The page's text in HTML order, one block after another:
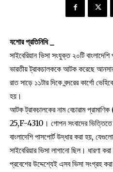
যশোর প্রতিনিধি _
সাইবেরিয়ান ভিসা সংযুক্ত ২০টি
ভারতীয় ট্রাকচালককে আটক করেছে
রাত সাড়ে ১১টার দিকে বন্দরের কার্গো
হয়।
আটক ট্রাকচালকের নাম বেচারাম
25,F-4310। গোপন সংবাদের ভিত্তিতে
বাংলাদেশি পাসপোর্ট উদ্ধার করা হয়,
সাইবেরিয়ার ভিসা লাগানো ছিল। ধারণা
প্রবেশের উদ্দেশ্যেই এসব ভিসা সংগ্রহ